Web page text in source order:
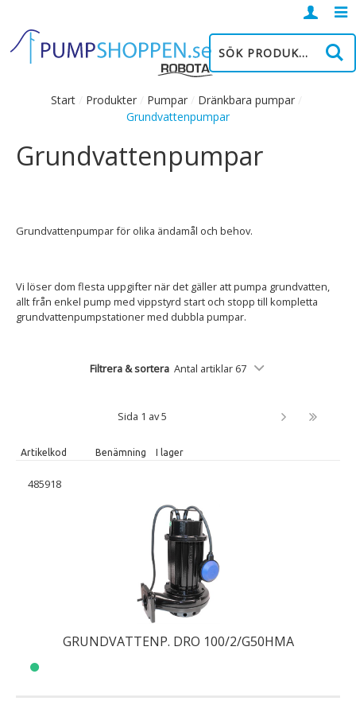
Start Produkter Pumpar Dränkbara pumpar
Grundvattenpumpar
Grundvattenpumpar
Grundvattenpumpar för olika ändamål och behov.
Vi löser dom flesta uppgifter när det gäller att pumpa grundvatten,
allt från enkel pump med vippstyrd start och stopp till kompletta
grundvattenpumpstationer med dubbla pumpar.
Filtrera & sortera Antal artiklar 67
Sida 1 av 5
Artikelkod Benämning I lager
485918
GRUNDVATTENP. DRO 100/2/G50HMA